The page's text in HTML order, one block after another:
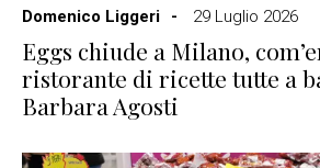
Domenico Liggeri
29 Luglio 2026
Eggs chiude a Milano,
ristorante di ricette tutte a
Barbara Agosti